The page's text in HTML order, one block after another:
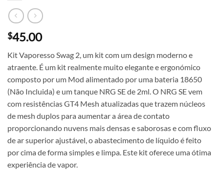
$45.00
Kit Vaporesso Swag 2, um kit com um design moderno e
atraente. É um kit realmente muito elegante e ergonómico
composto por um Mod alimentado por uma bateria 18650
(Não Incluida) e um tanque NRG SE de 2ml. O NRG SE vem
com resistências GT4 Mesh atualizadas que trazem núcleos
de mesh duplos para aumentar a área de contato
proporcionando nuvens mais densas e saborosas e com fluxo
de ar superior ajustável, o abastecimento de líquido é feito
por cima de forma simples e limpa. Este kit oferece uma ótima
experiência de vapor.